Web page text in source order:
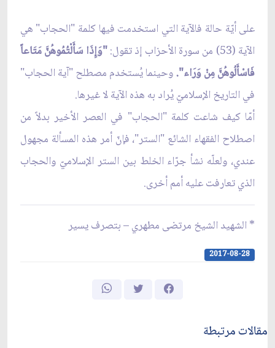
على أيّة حالة فالآية التي استخدمت فيها كلمة "الحجاب" هي
الآية (53) من سورة الأحزاب إذ تقول:
"وَإِذَا سَأَلْتُمُوهُنَّ مَتَاعاً
فَاسْأَلُوهُنَّ مِنْ وَرَاء".وحينما يُستخدم مصطلح "آية الحجاب"
في التاريخ الإسلاميّ يُراد به هذه الآية لا غيرها.
أمّا كيف شاعت كلمة "الحجاب" في العصر الأخير بدلاً من
اصطلاح الفقهاء الشائع "الستر"، فإنّ أمر هذه المسألة مجهول
عندي، ولعلّه نشأ جرّاء الخلط بين الستر الإسلاميّ والحجاب
الذي تعارفت عليه أمم أخرى.
* الشهيد الشيخ مرتضى مطهري – بتصرف يسير
2017-08-28
مقالات مرتبطة